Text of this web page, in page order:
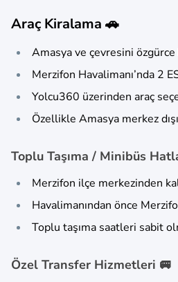
Araç Kiralama 🚗
Amasya ve çevresini
Merzifon Havalimanı’nda 2
Yolcu360 üzerinden araç
Özellikle Amasya merkez
Toplu Taşıma / Minibüs
Merzifon ilçe merkezinden
Havalimanından önce
Toplu taşıma saatleri sabit
Özel Transfer Hizmetleri 🚐